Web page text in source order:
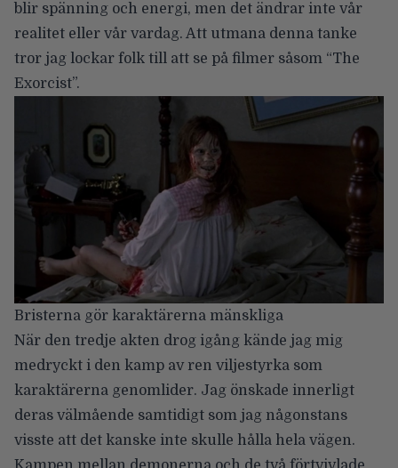
blir spänning och energi, men det ändrar inte vår
realitet eller vår vardag. Att utmana denna tanke
tror jag lockar folk till att se på filmer såsom “The
Exorcist”.
Bristerna gör karaktärerna mänskliga
När den tredje akten drog igång kände jag mig
medryckt i den kamp av ren viljestyrka som
karaktärerna genomlider. Jag önskade innerligt
deras välmående samtidigt som jag någonstans
visste att det kanske inte skulle hålla hela vägen.